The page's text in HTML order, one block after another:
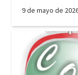
9 de mayo de